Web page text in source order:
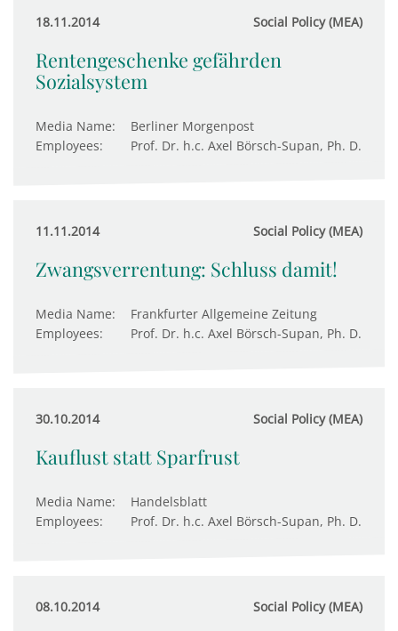
18.11.2014 Social Policy (MEA)
Rentengeschenke gefährden
Sozialsystem
Media Name:
Berliner Morgenpost
Employees:
Prof. Dr. h.c. Axel Börsch-Supan, Ph. D.
11.11.2014 Social Policy (MEA)
Zwangsverrentung: Schluss damit!
Media Name:
Frankfurter Allgemeine Zeitung
Employees:
Prof. Dr. h.c. Axel Börsch-Supan, Ph. D.
30.10.2014 Social Policy (MEA)
Kauflust statt Sparfrust
Media Name:
Handelsblatt
Employees:
Prof. Dr. h.c. Axel Börsch-Supan, Ph. D.
08.10.2014 Social Policy (MEA)